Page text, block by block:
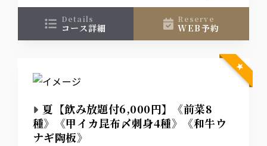
details
コース詳細
reserve
WEB予約
夏【飲み放題付6,000円】《前菜8
種》《甲イカ昆布〆刺身4種》《和牛ウ
ナギ陶板》